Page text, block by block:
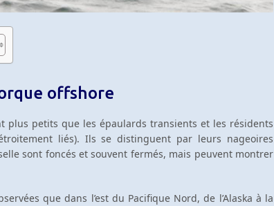
offshore
plus petits que les épaulards transients et les résidents
liés). Ils se distinguent par leurs nageoires
sont foncés et souvent fermés, mais peuvent montrer
que dans l’est du Pacifique Nord, de l’Alaska à la